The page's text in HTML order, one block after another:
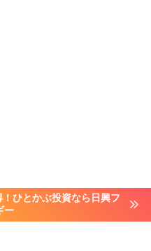
ひとかぶ投資なら日興フ
ー